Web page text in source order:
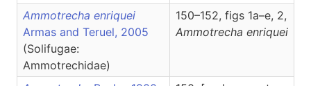
Ammotrecha enriquei
Armas and Teruel, 2005
(Solifugae:
Ammotrechidae)
150–152, figs 1a–e, 2,
Ammotrecha enriquei